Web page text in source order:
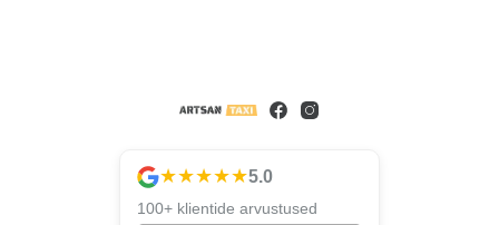
★★★★★5.0
100+ klientide arvustused